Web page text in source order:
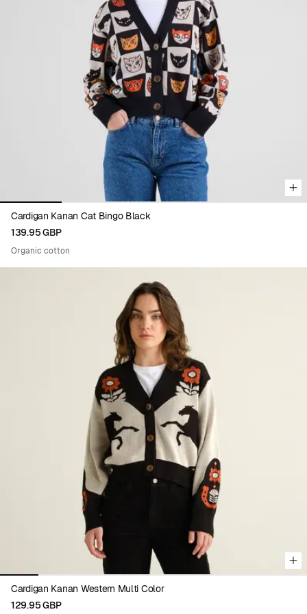
Viewing image 1 of 5
Cardigan Kanan Cat Bingo Black
139.95 GBP
Organic cotton
Viewing image 1 of 8
Cardigan Kanan Western Multi Color
129.95 GBP